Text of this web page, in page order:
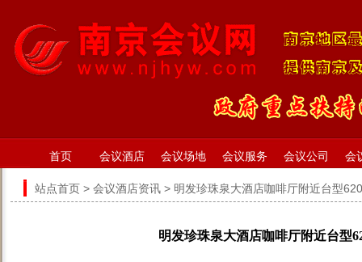
首页 会议酒店 会议场地 会议服务 会议公司 会
站点首页 > 会议酒店资讯 > 明发珍珠泉大酒店咖啡厅附近台型
明发珍珠泉大酒店咖啡厅附近台型